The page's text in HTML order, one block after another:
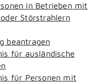
in Betrieben mit
Störstrahlern
beantragen
für ausländische
für Personen mit